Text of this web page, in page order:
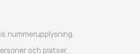
nummerupplysning.
och platser.